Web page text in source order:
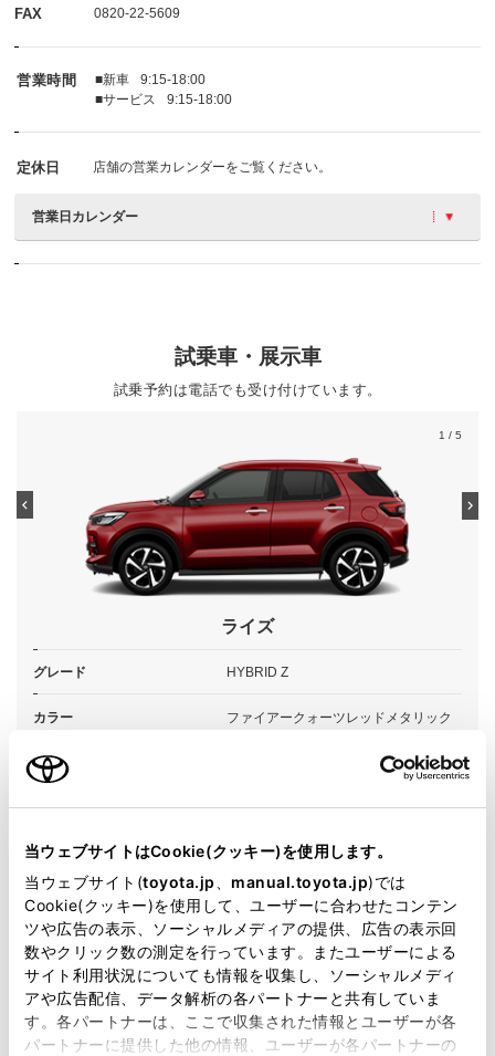
当ウェブサイトはCookie(クッキー)を使用します。
当ウェブサイト(toyota.jp manual.toyota.jp)では
Cookie(クッキー)を使用して、ユーザーに合わせたコンテン
ツや広告の表示、ソーシャルメディアの提供、広告の表示回
数やクリック数の測定を行っています。またユーザーによる
サイト利用状況についても情報を収集し、ソーシャルメディ
アや広告配信、データ解析の各パートナーと共有していま
す。各パートナーは、ここで収集された情報とユーザーが各
パートナーに提供した他の情報、ユーザーが各パートナーの
FAX 0820-22-5609
営業時間 ■新車
9:15-18:00
■サービス
9:15-18:00
定休日 店舗の営業カレンダーをご覧ください。
営業日カレンダー
試乗車・展示車
試乗予約は電話でも受け付けています。
1 / 5
ライズ
グレード HYBRID Z
カラー ファイアークォーツレッドメタリック
エンジンタイプ
駆動方式 2WD FF
施設情報・サービス